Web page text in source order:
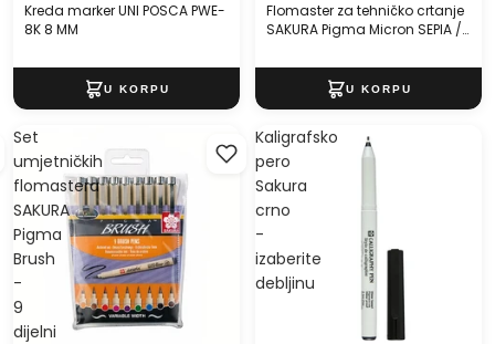
Kreda marker UNI POSCA PWE-
8K 8 MM
Flomaster za tehničko crtanje
SAKURA Pigma Micron SEPIA /
Set
umjetničkih
flomastera
SAKURA
Pigma
Brush
-
9
dijelni
Kaligrafsko
pero
Sakura
crno
-
izaberite
debljinu